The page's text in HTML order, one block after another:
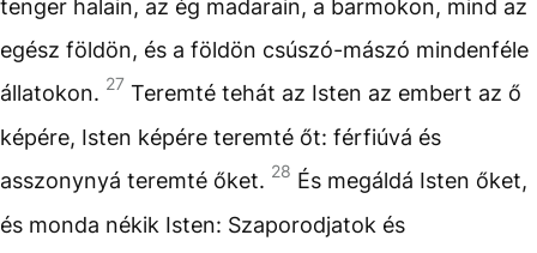
tenger halain, az ég madarain, a barmokon, mind az
egész földön, és a földön csúszó-mászó mindenféle
állatokon. 27 Teremté tehát az Isten az embert az ő
képére, Isten képére teremté őt: férfiúvá és
asszonynyá teremté őket. 28 És megáldá Isten őket,
és monda nékik Isten: Szaporodjatok és